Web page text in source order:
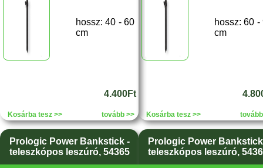
hossz: 40 - 60
cm
4.400Ft
Kosárba tesz >> tovább >>
hossz: 60 -
cm
Kosárba tesz >>
Prologic Power Bankstick -
teleszkópos leszúró, 54365
Prologic Power
teleszkópos leszúró,